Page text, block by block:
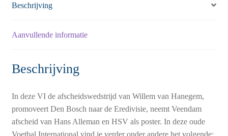
Beschrijving
Aanvullende informatie
Beschrijving
In deze VI de afscheidswedstrijd van Willem van Hanegem,
promoveert Den Bosch naar de Eredivisie, neemt Veendam
afscheid van Hans Alleman en HSV als poster. In deze oude